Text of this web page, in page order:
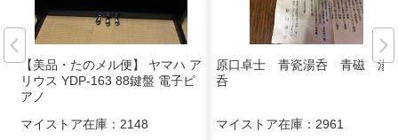
【美品・たのメル便】 ヤマハ ア
リウス YDP-163 88鍵盤 電子ピ
アノ
マイストア在庫： 2148
原口卓士 青瓷湯呑 青磁 湯
呑
マイストア在庫： 2961